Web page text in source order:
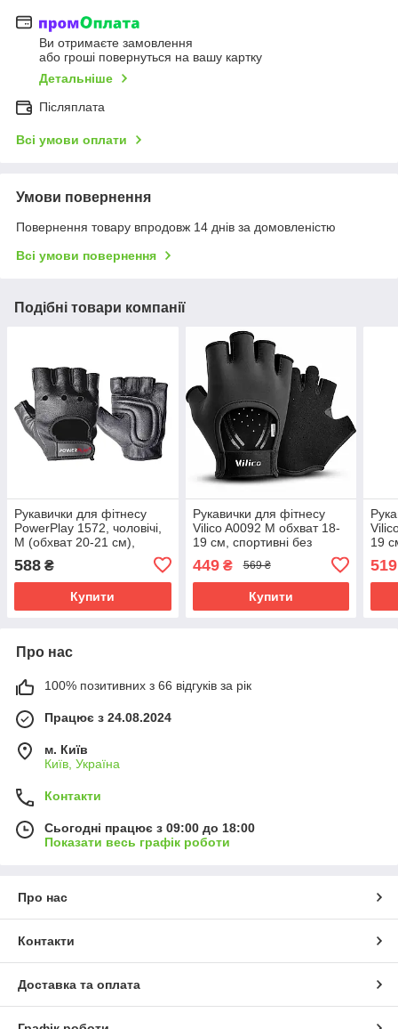
Ви отримаєте замовлення
або гроші повернуться на вашу картку
Детальніше
Післяплата
Всі умови оплати
Умови повернення
Повернення товару впродовж 14 днів за домовленістю
Всі умови повернення
Подібні товари компанії
Рукавички для фітнесу
PowerPlay 1572, чоловічі,
M (обхват 20-21 см),
екошкіра, Чорні - комфорт
і захист
588 ₴
Купити
Рукавички для фітнесу
Vilico A0092 M обхват 18-
19 см, спортивні без
тренажерного залу та
силових тренувань, чорні
449₴ 569 ₴
Купити
19
519
Про нас
100% позитивних з 66 відгуків за рік
Працює з 24.08.2024
м. Київ
Київ, Україна
Контакти
Сьогодні працює з 09:00 до 18:00
Показати весь графік роботи
Про нас
Контакти
Доставка та оплата